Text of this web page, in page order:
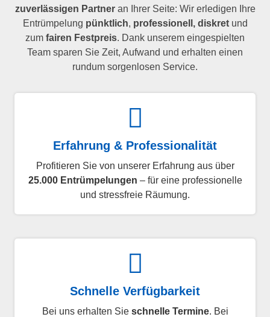
zuverlässigen Partneran Ihrer Seite: Wir erledigen Ihre
Entrümpelung pünktlich, professionell, diskretund
zum fairen Festpreis. Dank unserem eingespielten
Team sparen Sie Zeit, Aufwand und erhalten einen
rundum sorgenlosen Service.
Erfahrung & Professionalität
Profitieren Sie von unserer Erfahrung aus über
25.000 Entrümpelungen – für eine professionelle
und stressfreie Räumung.
Schnelle Verfügbarkeit
Bei uns erhalten Sie schnelle Termine. Bei